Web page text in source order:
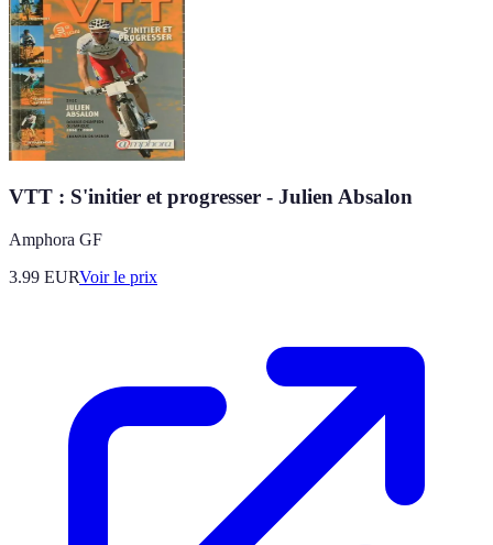
VTT : S'initier et progresser - Julien Absalon
Amphora GF
3.99 EURVoir le prix